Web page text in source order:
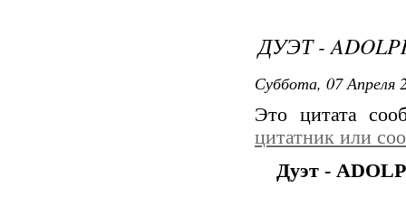
ДУЭТ -
Суббота, 07 Апреля
Это цитата
цитатник или
Дуэт -